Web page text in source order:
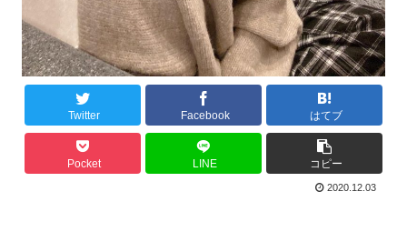
Twitter Facebook はてブ
Pocket LINE コピー
2020.12.03